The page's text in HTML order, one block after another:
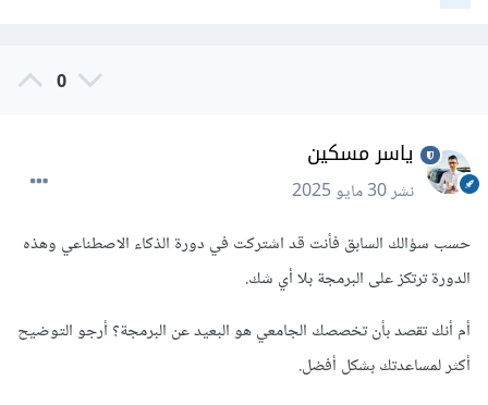
0
ياسر مسكين
نشر30 مايو 2025
حسب سؤالك السابق فأنت قد اشتركت في دورة الذكاء الاصطناعي وهذه
الدورة ترتكز على البرمجة بلا أي شك.
أم أنك تقصد بأن تخصصك الجامعي هو البعيد عن البرمجة؟ أرجو التوضيح
أكثر لمساعدتك بشكل أفضل.